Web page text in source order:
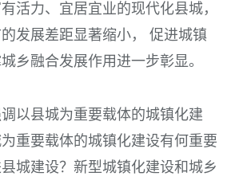
活力、宜居宜业的现代化县城，
发展差距显著缩小， 促进城镇
乡融合发展作用进一步彰显。
以县城为重要载体的城镇化建
重要载体的城镇化建设有何重要
城建设？新型城镇化建设和城乡